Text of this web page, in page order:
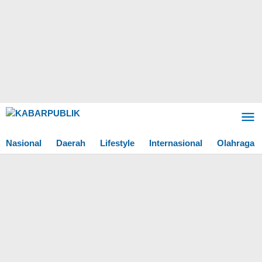
Lewati
Nasional
Daerah Lifestyle Internasional Olahraga